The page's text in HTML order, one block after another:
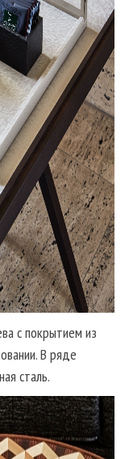
с покрытием из
В ряде
сталь.